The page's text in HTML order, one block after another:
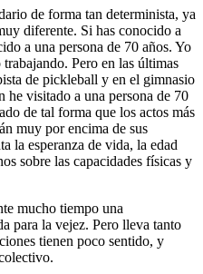
de forma tan determinista, ya
diferente. Si has conocido a
a una persona de 70 años. Yo
Pero en las últimas
de pickleball y en el gimnasio
he visitado a una persona de 70
de tal forma que los actos más
muy por encima de sus
la esperanza de vida, la edad
sobre las capacidades físicas y
mucho tiempo una
para la vejez. Pero lleva tanto
tienen poco sentido, y